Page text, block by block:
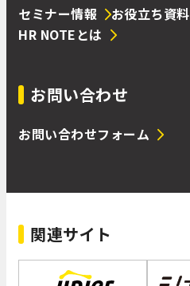
セミナー情報 お役立ち資料
HR NOTEとは
お問い合わせ
お問い合わせフォーム
関連サイト